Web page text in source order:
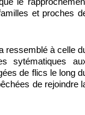
et proches
ressemblé à celle
sytématiques
de flics le long
de rejoindre